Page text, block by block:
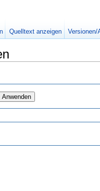
Quelltext anzeigen Versionen/